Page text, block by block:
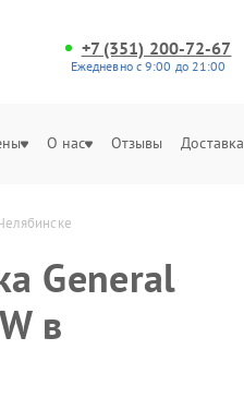
+7 (351) 200-72-67
Ежедневно с 9:00 до 21:00
О нас Отзывы Доставка
General
в